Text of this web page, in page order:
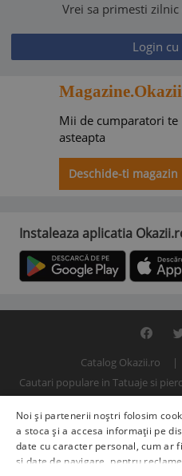
Vrei sa primesti
Login cu
Mii de cumparatori te
asteapta
Deschide-ti magazin
Instaleaza aplicatia
Catalog Okazii.ro
Cautari populare in Tatuaje si
© 2000 - 2026 S.C.
Noi și partenerii noștri folosim
a stoca și a accesa informații pe
date cu caracter personal, cum ar
și date de navigare, pentru